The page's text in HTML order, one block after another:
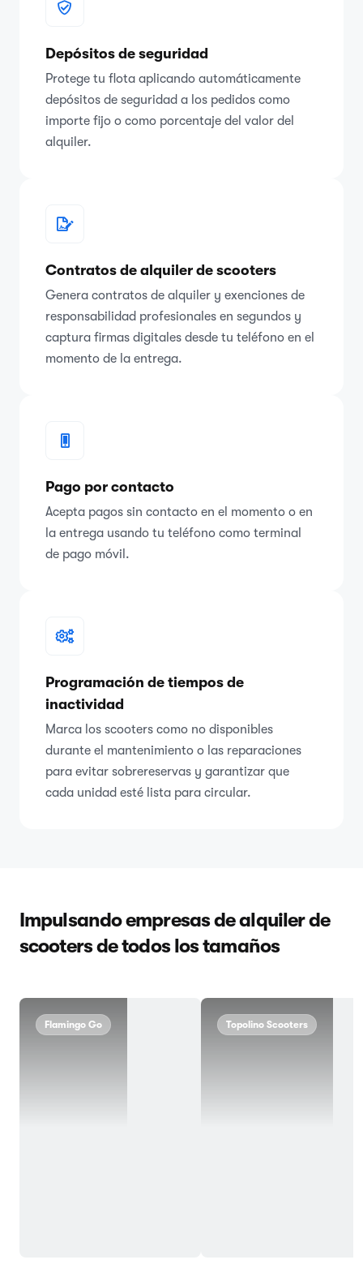
Depósitos de seguridad
Protege tu flota aplicando automáticamente
depósitos de seguridad a los pedidos como
importe fijo o como porcentaje del valor del
alquiler.
Contratos de alquiler de scooters
Genera contratos de alquiler y exenciones de
responsabilidad profesionales en segundos y
captura firmas digitales desde tu teléfono en el
momento de la entrega.
Pago por contacto
Acepta pagos sin contacto en el momento o en
la entrega usando tu teléfono como terminal
de pago móvil.
Programación de tiempos de
inactividad
Marca los scooters como no disponibles
durante el mantenimiento o las reparaciones
para evitar sobrereservas y garantizar que
cada unidad esté lista para circular.
Impulsando empresas de alquiler de
scooters de todos los tamaños
Flamingo Go Topolino Scooters